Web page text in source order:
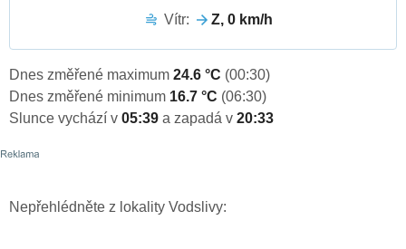
Vítr:
Z, 0 km/h
Dnes změřené maximum 24.6 °C (00:30)
Dnes změřené minimum 16.7 °C (06:30)
Slunce vychází v 05:39 a zapadá v 20:33
Nepřehlédněte z lokality Vodslivy: